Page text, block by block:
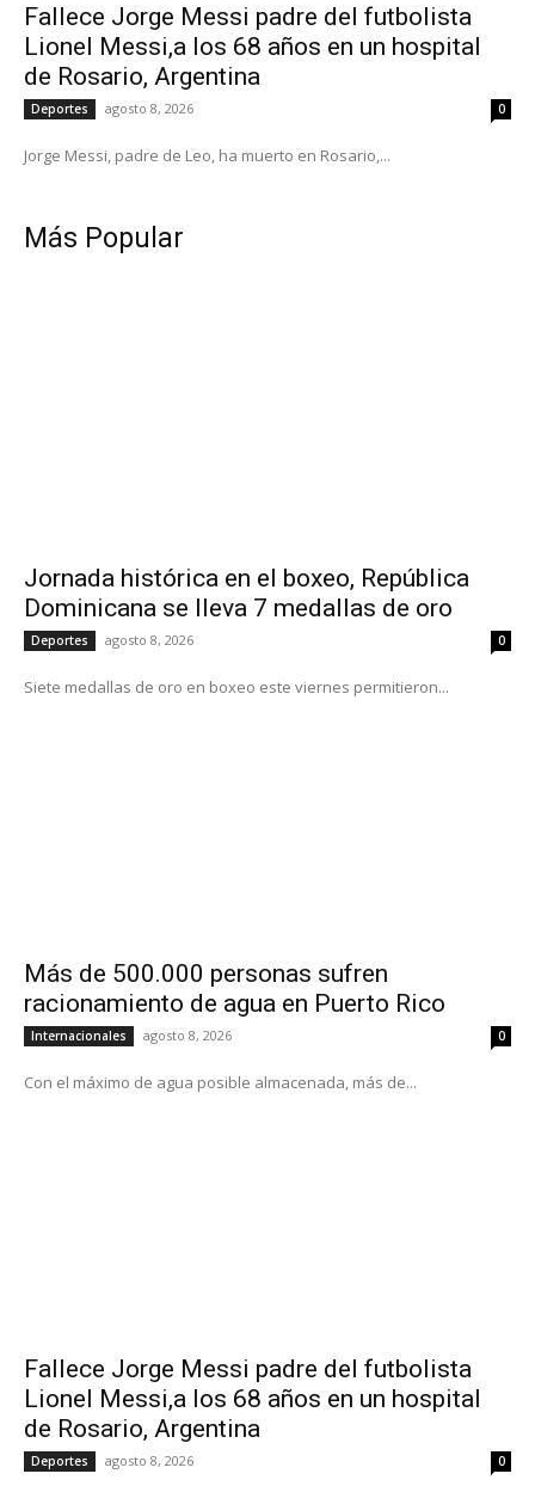
Fallece Jorge Messi padre del futbolista
Lionel Messi,a los 68 años en un hospital
de Rosario, Argentina
Deportes agosto 8, 2026 0
Jorge Messi, padre de Leo, ha muerto en Rosario,...
Más Popular
Jornada histórica en el boxeo, República
Dominicana se lleva 7 medallas de oro
Deportes agosto 8, 2026 0
Siete medallas de oro en boxeo este viernes permitieron...
Más de 500.000 personas sufren
racionamiento de agua en Puerto Rico
Internacionales agosto 8, 2026 0
Con el máximo de agua posible almacenada, más de...
Fallece Jorge Messi padre del futbolista
Lionel Messi,a los 68 años en un hospital
de Rosario, Argentina
Deportes agosto 8, 2026 0